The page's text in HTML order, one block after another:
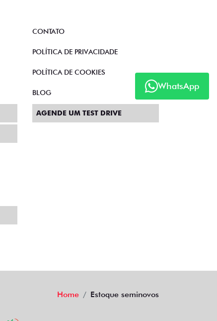
WhatsApp
CONTATO
POLÍTICA DE PRIVACIDADE
POLÍTICA DE COOKIES
BLOG
AGENDE UM TEST DRIVE
Home Estoque seminovos